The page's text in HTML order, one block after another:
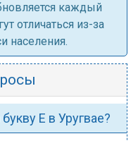
каждый
отличаться из-за
населения.
Е в Уругвае?